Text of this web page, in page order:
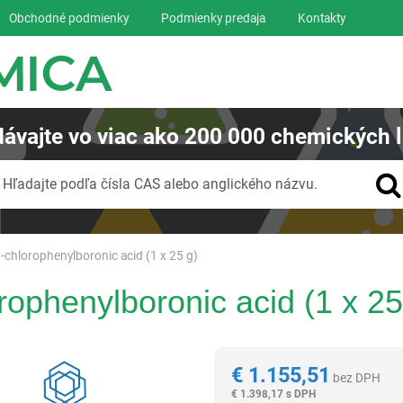
chlorophenylboronic acid (1 x 25 g)
acid (1 x
€1.155,51 bez DPH
€ 1.398,17 s DPH
Obchodné podmienky Podmienky predaja Kontakty
vo viac ako200 000 chemických
Hľadajte podľa čísla CAS alebo anglického názvu.